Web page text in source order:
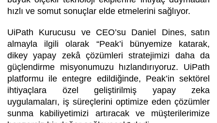
hızlı ve somut sonuçlar elde etmelerini sağlıyor.
UiPath Kurucusu ve CEO’su Daniel Dines, satın
almayla ilgili olarak “Peak’i bünyemize katarak,
dikey yapay zekâ çözümleri stratejimizi daha da
güçlendirme misyonumuzu hızlandırıyoruz. UiPath
platformu ile entegre edildiğinde, Peak’in sektörel
ihtiyaçlara özel geliştirilmiş yapay zeka
uygulamaları, iş süreçlerini optimize eden çözümler
sunma kabiliyetimizi artıracak ve müşterilerimize